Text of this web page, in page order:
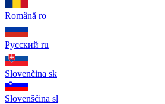
Română ro
Русский ru
Slovenčina sk
Slovenščina sl